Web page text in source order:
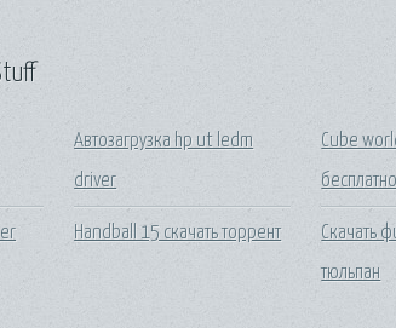
Автозагрузка hp ut ledm
driver
Handball 15 скачать торрент
Cube
Скачать
тюльпан